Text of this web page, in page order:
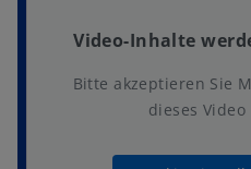
Video-Inhalte
Bitte akzeptieren Sie
dieses